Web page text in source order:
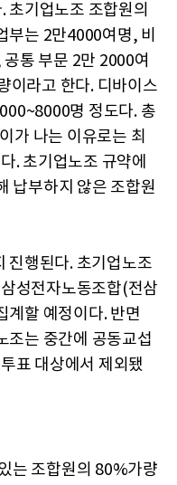
초기업노조 조합원의
부는 2만4000여명, 비
통 부문 2만 2000여
이라고 한다. 디바이스
명 정도다. 총
가 나는 이유로는 최
. 초기업노조 규약에
납부하지 않은 조합원
진행된다. 초기업노조
성전자노동조합(전삼
계할 예정이다. 반면
조는 중간에 공동교섭
표 대상에서 제외됐
는 조합원의 80%가량